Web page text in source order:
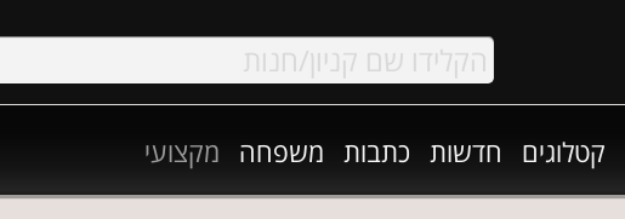
קטלוגים חדשות כתבות משפחה מקצועי